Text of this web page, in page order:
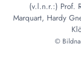
(v.l.n.r.:) Prof.
Marquart, Hardy
©